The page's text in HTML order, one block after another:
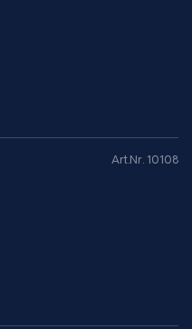
Art.Nr. 10108